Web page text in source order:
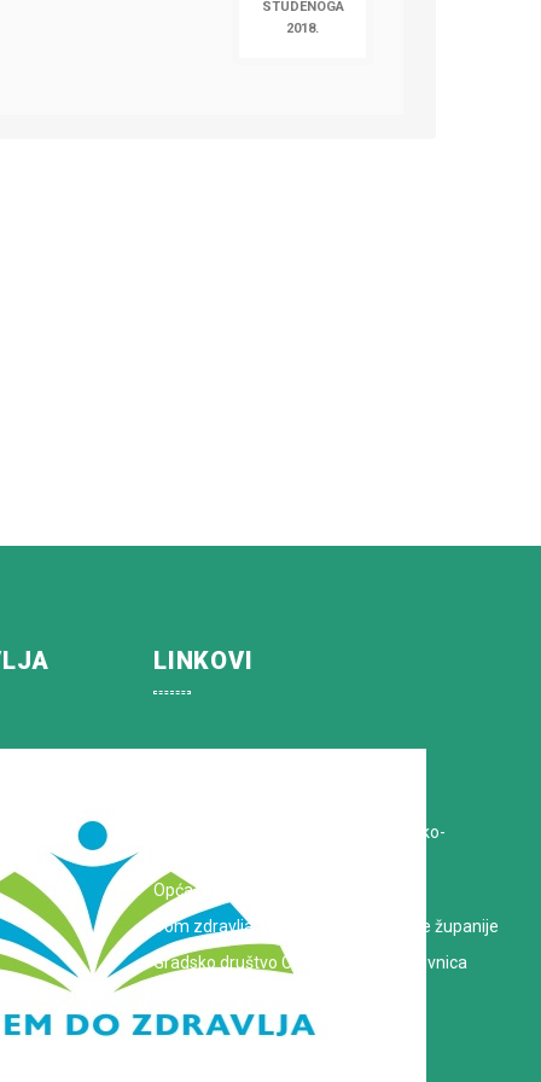
STUDENOGA
2018.
LINKOVI
Zavod za javno zdravstvo Koprivničko-
Opća bolnica dr. Tomislav Bardek
Dom zdravlja Koprivničko-križevačke županije
Gradsko društvo Crvenog križa Koprivnica